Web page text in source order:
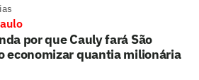
por que Cauly fará São
economizar quantia milionária